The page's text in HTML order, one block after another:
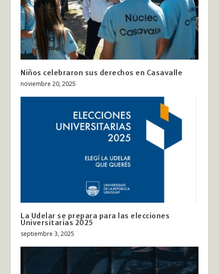
Niños celebraron sus derechos en Casavalle
noviembre 20, 2025
La Udelar se prepara para las elecciones
Universitarias 2025
septiembre 3, 2025